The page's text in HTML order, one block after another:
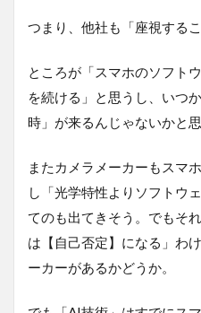
つまり、他社も「座視する
ところが「スマホのソフト
を続ける」と思うし、いつ
時」が来るんじゃないかと思
またカメラメーカーもスマ
し「光学特性よりソフトウ
てのも出てきそう。でもそ
は【自己否定】になる」わ
ーカーがあるかどうか。